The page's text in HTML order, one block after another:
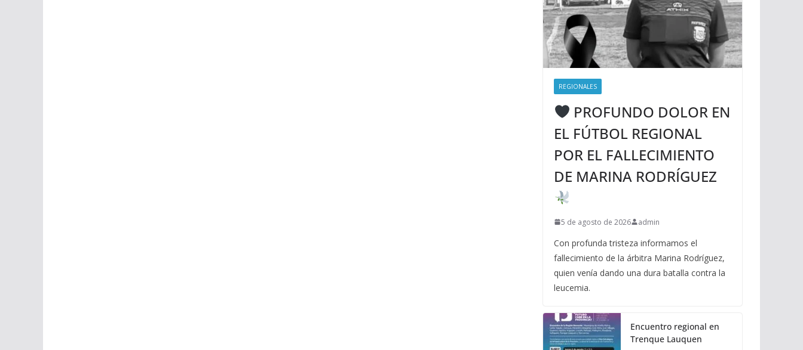
REGIONALES
PROFUNDO DOLOR EN
EL FÚTBOL REGIONAL
POR EL FALLECIMIENTO
DE MARINA RODRÍGUEZ
5 de agosto de 2026 admin
Con profunda tristeza informamos el
fallecimiento de la árbitra Marina Rodríguez,
quien venía dando una dura batalla contra la
leucemia.
Encuentro regional en
Trenque Lauquen